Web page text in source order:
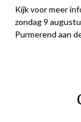
Kijk voor meer
zondag 9
Purmerend aan